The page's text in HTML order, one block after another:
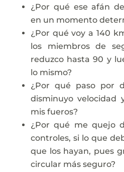
¿Por qué ese afán
en un momento
¿Por qué voy a 140
los miembros de
reduzco hasta 90 y
lo mismo?
¿Por qué paso por
disminuyo velocidad
mis fueros?
¿Por qué me quejo
controles, si lo que
que los hayan, pues
circular más seguro?